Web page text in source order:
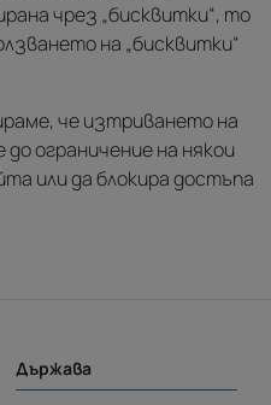
чрез „бисквитки“, то
на „бисквитки“
че изтриването на
ограничение на някои
или да блокира достъпа
Държава